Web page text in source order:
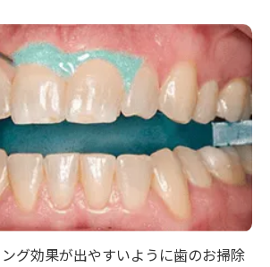
グ効果が出やすいように歯のお掃除